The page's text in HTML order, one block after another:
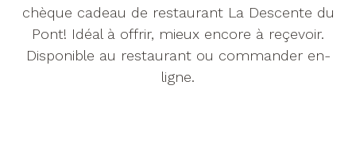
Menu
Dans les médias
chèque cadeau de restaurant La Descente du
Pont! Idéal à offrir, mieux encore à reçevoir.
Disponible au restaurant ou commander en-
ligne.